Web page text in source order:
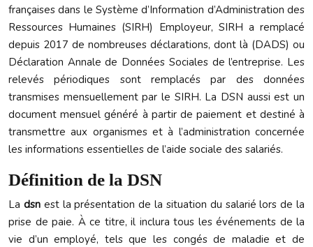
françaises dans le Système d’Information d’Administration des
Ressources Humaines (SIRH) Employeur, SIRH a remplacé
depuis 2017 de nombreuses déclarations, dont là (DADS) ou
Déclaration Annale de Données Sociales de l’entreprise. Les
relevés périodiques sont remplacés par des données
transmises mensuellement par le SIRH. La DSN aussi est un
document mensuel généré à partir de paiement et destiné à
transmettre aux organismes et à l’administration concernée
les informations essentielles de l’aide sociale des salariés.
Définition de la DSN
La dsn est la présentation de la situation du salarié lors de la
prise de paie. À ce titre, il inclura tous les événements de la
vie d’un employé, tels que les congés de maladie et de